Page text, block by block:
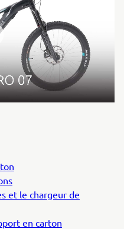
et le chargeur de
en carton